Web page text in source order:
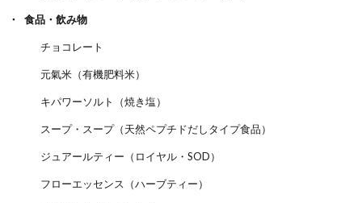
食品・飲み物
チョコレート
元氣米（有機肥料米）
キパワーソルト（焼き塩）
スープ・スープ（天然ペプチドだしタイプ食品）
ジュアールティー（ロイヤル・SOD）
フローエッセンス（ハーブティー）